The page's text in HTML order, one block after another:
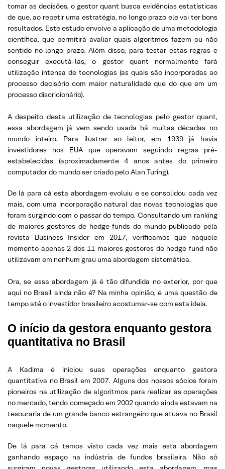
tomar as decisões, o gestor quant busca evidências estatísticas
de que, ao repetir uma estratégia, no longo prazo ele vai ter bons
resultados. Este estudo envolve a aplicação de uma metodologia
científica, que permitirá avaliar quais algoritmos fazem ou não
sentido no longo prazo. Além disso, para testar estas regras e
conseguir executá-las, o gestor quant normalmente fará
utilização intensa de tecnologias (as quais são incorporadas ao
processo decisório com maior naturalidade que do que em um
processo discricionário).
A despeito desta utilização de tecnologias pelo gestor quant,
essa abordagem já vem sendo usada há muitas décadas no
mundo inteiro. Para ilustrar ao leitor, em 1939 já havia
investidores nos EUA que operavam seguindo regras pré-
estabelecidas (aproximadamente 4 anos antes do primeiro
computador do mundo ser criado pelo Alan Turing).
De lá para cá esta abordagem evoluiu e se consolidou cada vez
mais, com uma incorporação natural das novas tecnologias que
foram surgindo com o passar do tempo. Consultando um ranking
de maiores gestores de hedge funds do mundo publicado pela
revista Business Insider em 2017, verificamos que naquele
momento apenas 2 dos 11 maiores gestores de hedge fund não
utilizavam em nenhum grau uma abordagem sistemática.
Ora, se essa abordagem já é tão difundida no exterior, por que
aqui no Brasil ainda não é? Na minha opinião, é uma questão de
tempo até o investidor brasileiro acostumar-se com esta ideia.
O início da gestora enquanto gestora
quantitativa no Brasil
A Kadima é iniciou suas operações enquanto gestora
quantitativa no Brasil em 2007. Alguns dos nossos sócios foram
pioneiros na utilização de algoritmos para realizar as operações
no mercado, tendo começado em 2002 quando ainda estavam na
tesouraria de um grande banco estrangeiro que atuava no Brasil
naquele momento.
De lá para cá temos visto cada vez mais esta abordagem
ganhando espaço na indústria de fundos brasileira. Não só